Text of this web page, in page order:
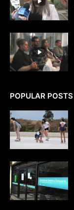
POPULAR POSTS